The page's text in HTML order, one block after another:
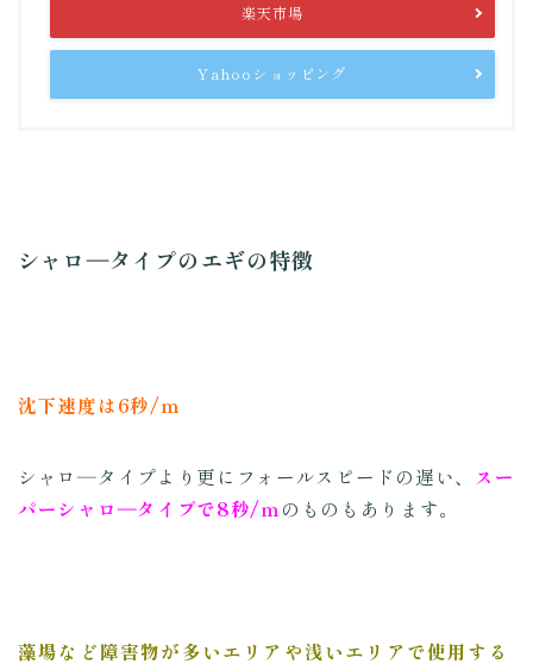
楽天市場
Yahooショッピング
シャロ―タイプのエギの特徴
沈下速度は6秒/ｍ
シャロ―タイプより更にフォールスピードの遅い、 スー
パーシャロ―タイプで8秒/ｍのものもあります。
藻場など障害物が多いエリアや浅いエリアで使用する